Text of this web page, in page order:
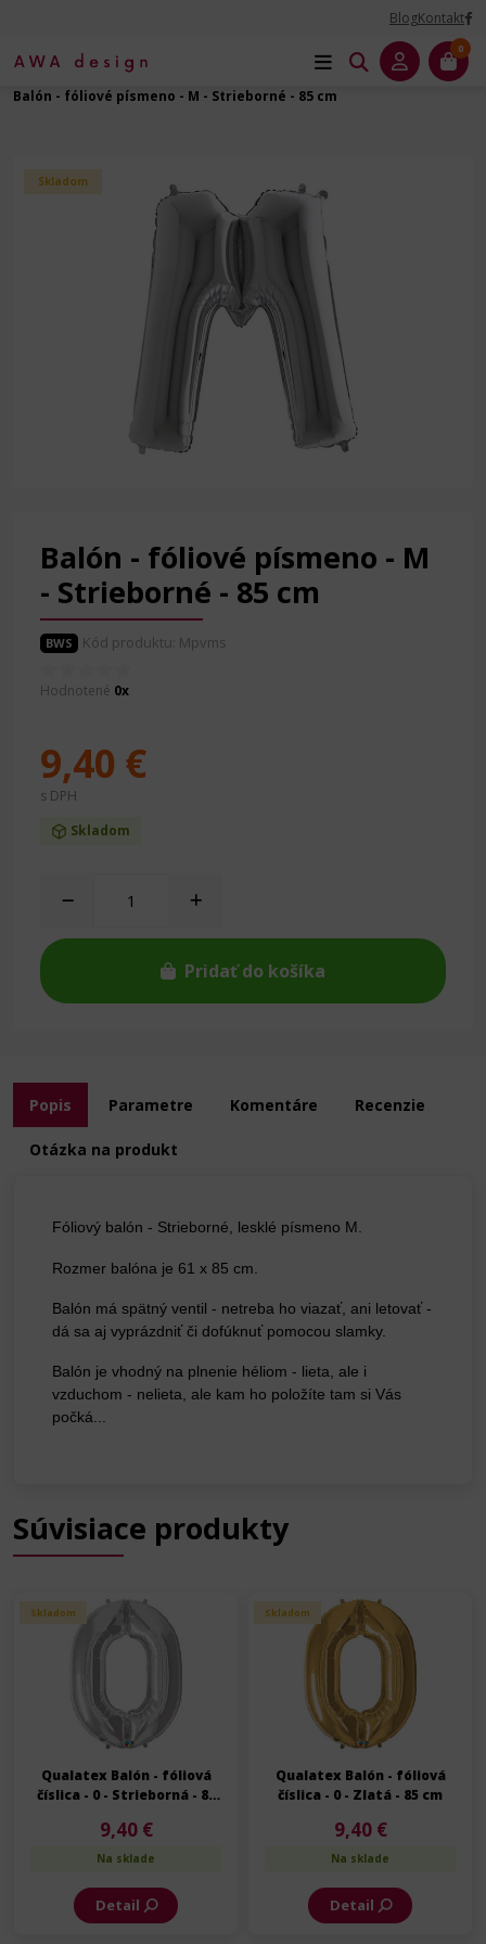
BlogKontakt
0
Balóny na Párty
Balón - fóliové písmeno - M - Strieborné - 85 cm
Skladom
Balón - fóliové písmeno - M
- Strieborné - 85 cm
BWS Kód produktu: Mpvms
Hodnotené 0x
Skladom
9,40 €
s DPH
Pridať do košíka
Popis Parametre Komentáre Recenzie
Otázka na produkt
Fóliový balón - Strieborné, lesklé písmeno M.
Rozmer balóna je 61 x 85 cm.
Balón má spätný ventil - netreba ho viazať, ani letovať -
dá sa aj vyprázdniť či dofúknuť pomocou slamky.
Balón je vhodný na plnenie héliom - lieta, ale i
vzduchom - nelieta, ale kam ho položíte tam si Vás
počká...
Súvisiace produkty
Skladom
Qualatex Balón - fóliová
číslica - 0 - Strieborná - 85
9,40 €
Na sklade
Detail
Skladom
Qualatex Balón - fóliová
číslica - 0 - Zlatá - 85 cm
9,40 €
Na sklade
Detail